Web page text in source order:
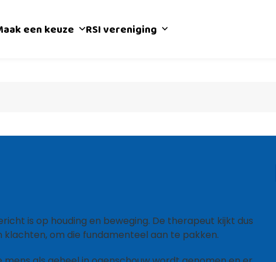
een keuze RSI vereniging
is op houding en beweging. De therapeut kijkt dus
om die fundamenteel aan te pakken.